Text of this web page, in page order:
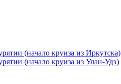
(начало круиза из Иркутска)
(начало круиза из Улан-Удэ)